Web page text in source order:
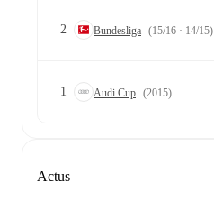
2 Bundesliga (15/16 · 14/15)
1 Audi Cup (2015)
Actus